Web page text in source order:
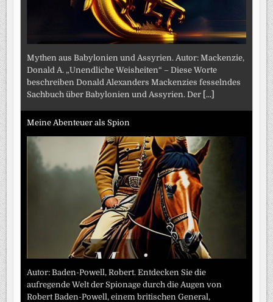
Mythen aus Babylonien und Assyrien. Autor: Mackenzie,
Donald A. „Unendliche Weisheiten“ – Diese Worte
beschreiben Donald Alexanders Mackenzies fesselndes
Sachbuch über Babylonien und Assyrien. Der [...]
Meine Abenteuer als Spion
Autor: Baden-Powell, Robert. Entdecken Sie die
aufregende Welt der Spionage durch die Augen von
Robert Baden-Powell, einem britischen General,